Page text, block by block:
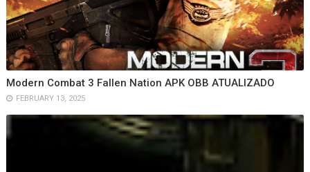
Modern Combat 3 Fallen Nation APK OBB ATUALIZADO
FEBRUARY 13, 2025